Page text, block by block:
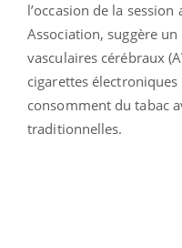
l’occasion de la
Association, suggère un
vasculaires cérébraux
cigarettes
consomment du tabac
traditionnelles.